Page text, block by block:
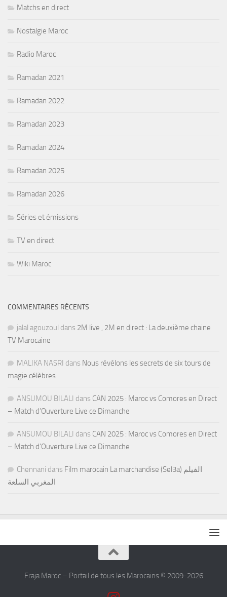
Matchs en direct
Nostalgie Maroc
Radio Maroc
Ramadan 2021
Ramadan 2022
Ramadan 2023
Ramadan 2024
Ramadan 2025
Ramadan 2026
Séries et émissions
TV en direct
Wiki Maroc
COMMENTAIRES RÉCENTS
jalal agouzoul dans 2M live , 2M en direct : La deuxième chaine
TV Marocaine
MALIKA NASRI dans Nous révélons les secrets de six tours de
magie célèbres
ANSUMOU BILALI dans CAN 2025 : Maroc vs Comores en Direct
– Match d’Ouverture Live ce Dimanche
ANSUMOU BILALI dans CAN 2025 : Maroc vs Comores en Direct
– Match d’Ouverture Live ce Dimanche
Chennani dans Film marocain La marchandise (Sel3a) الفيلم
المغربي السلعة
Fraja Maroc – Portail de tous les Marocains © 2009-2026